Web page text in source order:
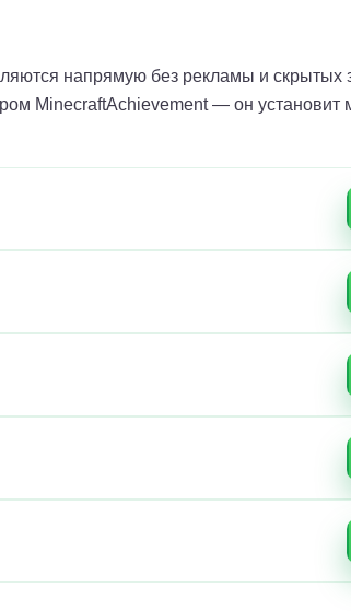
напрямую без рекламы и скрытых
MinecraftAchievement — он установит